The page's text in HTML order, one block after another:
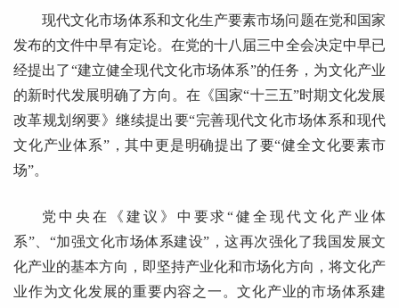
现代文化市场体系和文化生产要素市场问题在党和国家
发布的文件中早有定论。在党的十八届三中全会决定中早已
经提出了“建立健全现代文化市场体系”的任务，为文化产业
的新时代发展明确了方向。在《国家“十三五”时期文化发展
改革规划纲要》继续提出要“完善现代文化市场体系和现代
文化产业体系”，其中更是明确提出了要“健全文化要素市
场”。
党中央在《建议》中要求“健全现代文化产业体
系”、“加强文化市场体系建设”，这再次强化了我国发展文
化产业的基本方向，即坚持产业化和市场化方向，将文化产
业作为文化发展的重要内容之一。文化产业的市场体系建